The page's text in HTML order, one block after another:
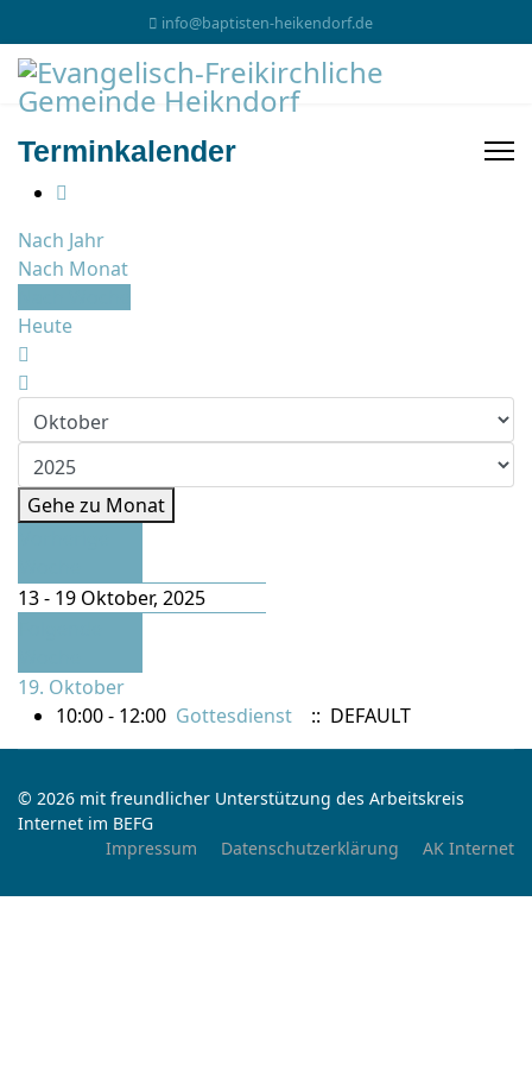
info@baptisten-heikendorf.de
Terminkalender
Nach Jahr
Nach Monat
Heute
Gehe zu Monat
13 - 19 Oktober, 2025
19. Oktober
10:00 - 12:00 Gottesdienst :: DEFAULT
© 2026 mit freundlicher Unterstützung des Arbeitskreis
Internet im BEFG
Impressum
Datenschutzerklärung AK Internet